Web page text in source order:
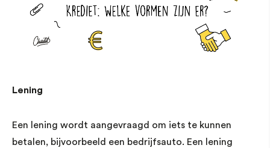
Lening
Een lening wordt aangevraagd om iets te kunnen
betalen, bijvoorbeeld een bedrijfsauto. Een lening